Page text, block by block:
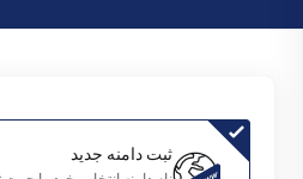
ثبت دامنه جدید